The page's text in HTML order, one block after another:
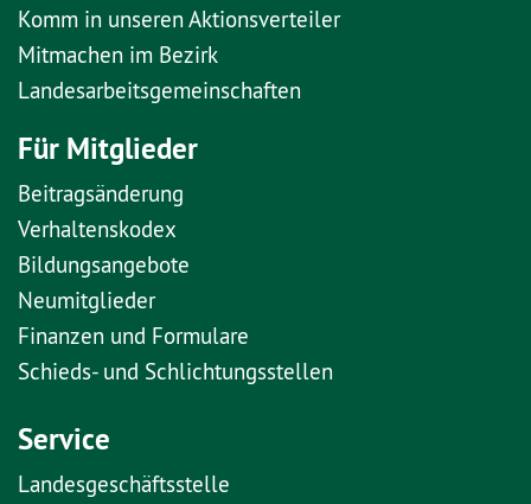
Komm in unseren Aktionsverteiler
Mitmachen im Bezirk
Landesarbeitsgemeinschaften
Für Mitglieder
Beitragsänderung
Verhaltenskodex
Bildungsangebote
Neumitglieder
Finanzen und Formulare
Schieds- und Schlichtungsstellen
Service
Landesgeschäftsstelle